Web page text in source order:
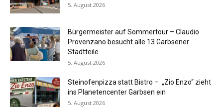
5. August 2026
Bürgermeister auf Sommertour – Claudio
Provenzano besucht alle 13 Garbsener
Stadtteile
5. August 2026
Steinofenpizza statt Bistro – „Zio Enzo“ zieht
ins Planetencenter Garbsen ein
5. August 2026